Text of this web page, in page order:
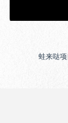
蛙来哒